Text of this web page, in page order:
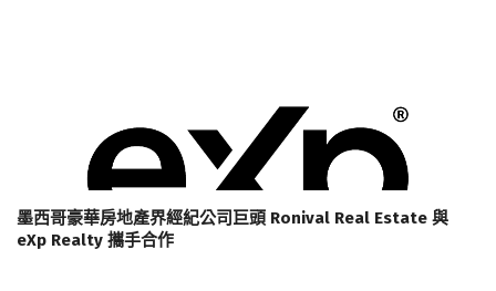
墨西哥豪華房地產界經紀公司巨頭 Ronival Real Estate 與
eXp Realty 攜手合作